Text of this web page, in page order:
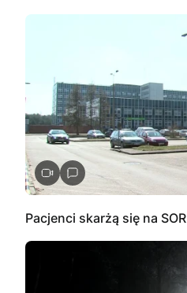
Pacjenci skarżą się na SOR